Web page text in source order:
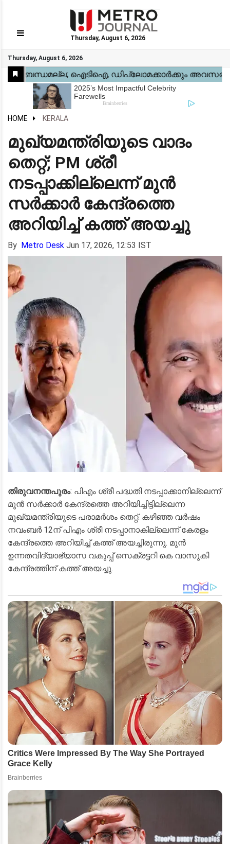
Thursday, August 6, 2026
Thursday, August 6, 2026
GO
Home
Kerala
National
Gulf
World
Sports
Movies
Health
Automobile
Travel
Education
Novel
Business
Technology
Webstory
HOME KERALA
മുഖ്യമന്ത്രിയുടെ വാദം
തെറ്റ്; PM ശ്രീ
നടപ്പാക്കില്ലെന്ന് മുൻ
സർക്കാർ കേന്ദ്രത്തെ
അറിയിച്ച് കത്ത് അയച്ചു
By Metro Desk Jun 17, 2026, 12:53 IST
തിരുവനന്തപുരം: പിഎം ശ്രീ പദ്ധതി നടപ്പാക്കാനില്ലെന്ന്
മുന്‍ സര്‍ക്കാര്‍ കേന്ദ്രത്തെ അറിയിച്ചിട്ടില്ലെന്ന
മുഖ്യമന്ത്രിയുടെ പരാമര്‍ശം തെറ്റ്. കഴിഞ്ഞ വര്‍ഷം
നവംബര്‍ 12ന് പിഎം ശ്രീ നടപ്പാനാകില്ലെന്ന് കേരളം
കേന്ദ്രത്തെ അറിയിച്ച് കത്ത് അയച്ചിരുന്നു. മുന്‍
ഉന്നതവിദ്യാഭ്യാസ വകുപ്പ് സെക്രട്ടറി കെ വാസുകി
കേന്ദ്രത്തിന് കത്ത് അയച്ചു.